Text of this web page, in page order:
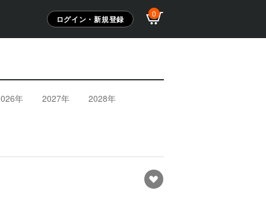
ログイン・新規登録
0
年 2027年 2028年